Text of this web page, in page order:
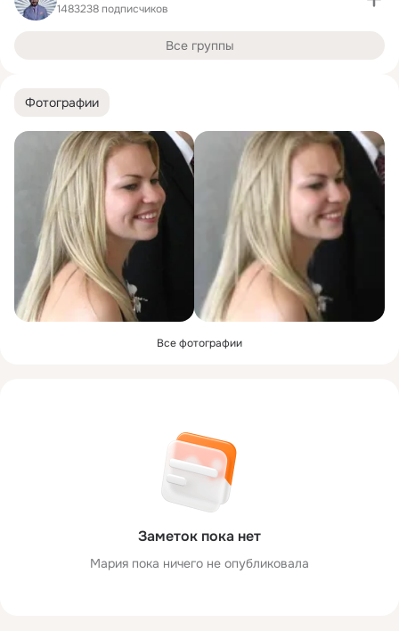
Фотографии
Все фотографии
Заметок пока нет
Мария пока ничего не опубликовала
1483238 подписчиков
Все группы